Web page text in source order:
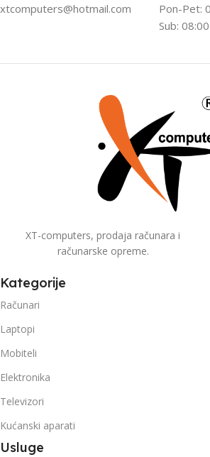
xtcomputers@hotmail.com
Pon-Pet:
Sub:
XT-computers, prodaja računara i
računarske opreme.
Kategorije
Računari
Laptopi
Mobiteli
Elektronika
Televizori
Kućanski aparati
Usluge